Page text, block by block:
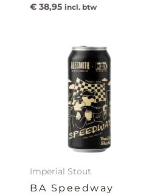
€ 38,95 incl. btw
Imperial Stout
BA Speedway